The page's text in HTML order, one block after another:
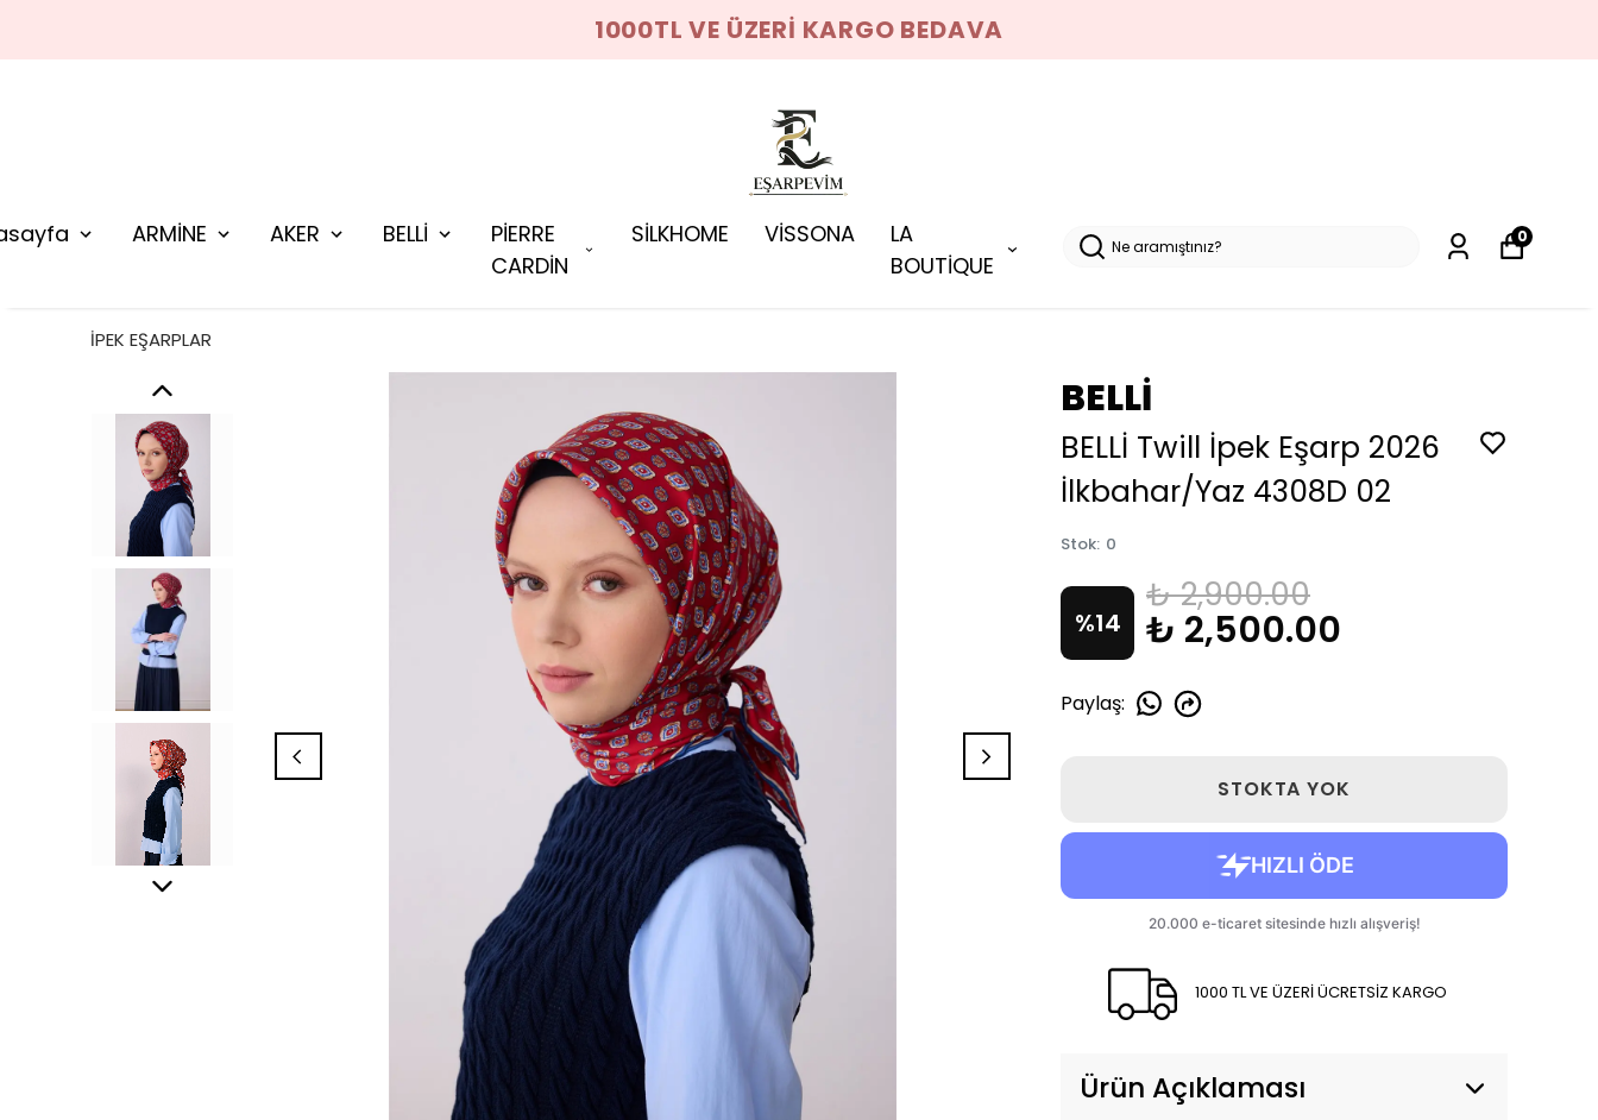
1000TL VE ÜZERİ KARGO BEDAVA
ARMİNE AKER BELLİ
PİERRE
CARDİN
SİLKHOME VİSSONA
LA
BOUTİQUE
0
İPEK EŞARPLAR
BELLİ
BELLİ Twill İpek Eşarp 2026
İlkbahar/Yaz 4308D 02
Stok: 0
%14
₺ 2,900.00
₺ 2,500.00
Paylaş:
STOKTA YOK
1000 TL VE ÜZERİ ÜCRETSİZ KARGO
Ürün Açıklaması